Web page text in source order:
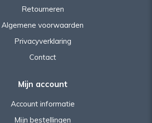
Retourneren
Algemene voorwaarden
Privacyverklaring
Contact
Mijn account
Account informatie
Mijn bestellingen